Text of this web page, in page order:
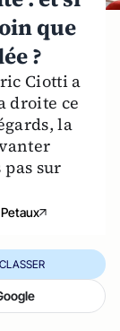
que
?
Ciotti a
droite ce
la
sur
CLASSER